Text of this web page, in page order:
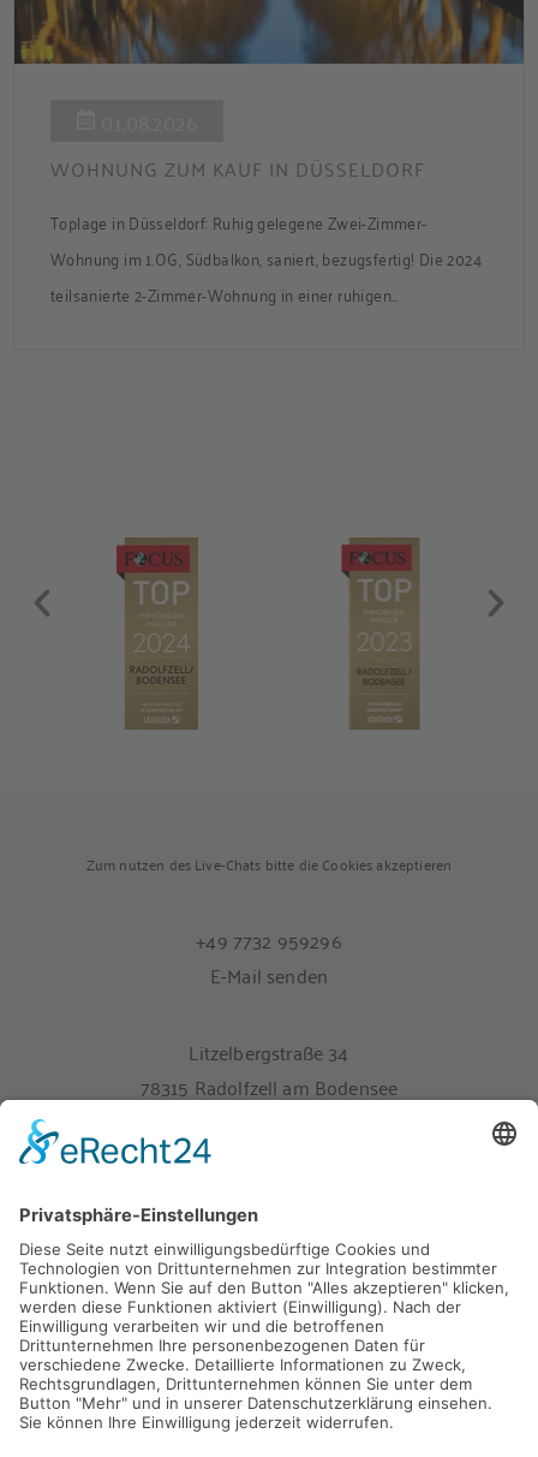
WOHNUNG ZUM KAUF IN DÜSSELDORF
Toplage in Düsseldorf: Ruhig gelegene Zwei-Zimmer-
Wohnung im 1.OG, Südbalkon, saniert, bezugsfertig! Die 2024
teilsanierte 2-Zimmer-Wohnung in einer ruhigen
Zum nutzen des Live-Chats bitte die Cookies akzeptieren
+49 7732 959296
E-Mail senden
Litzelbergstraße 34
78315 Radolfzell am Bodensee
Melden Sie sich hier für unseren Newsletter an
Impressum
Datenschutz